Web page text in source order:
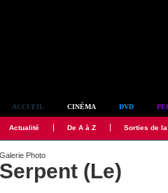
ACCUEIL CINÉMA DVD
Actualité De A à Z Sorties de
Galerie Photo
Serpent (Le)